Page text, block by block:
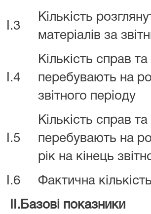
I.3
Кількість
матеріалів за
I.4
Кількість справ
перебувають на
звітного періоду
I.5
Кількість справ
перебувають на
рік на кінець
I.6 Фактична
II.Базові показники